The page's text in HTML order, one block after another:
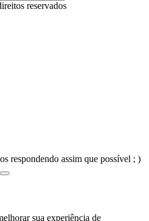
reservados
respondendo assim que possível ; )
sua experiência de